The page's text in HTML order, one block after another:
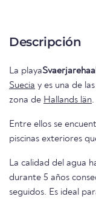
Descripción
La playa
Suecia y es una de
zona de Hallands län.
Entre ellos se
piscinas exteriores
La calidad del agua
durante 5 años
seguidos. Es ideal